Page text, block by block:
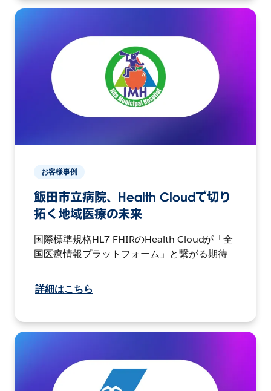
お客様事例
飯田市立病院、Health Cloudで切り
拓く地域医療の未来
国際標準規格HL7 FHIRのHealth Cloudが「全
国医療情報プラットフォーム」と繋がる期待
詳細はこちら